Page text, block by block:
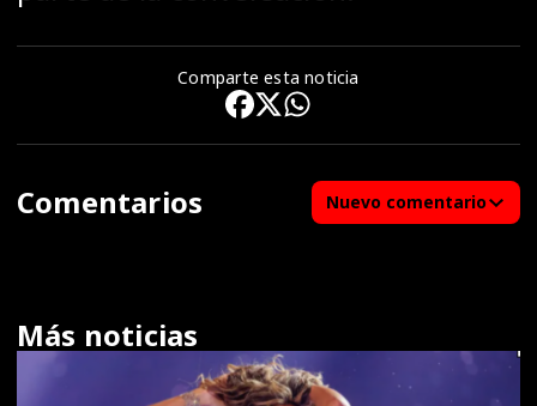
Comparte esta noticia
Comentarios Nuevo comentario
Más noticias